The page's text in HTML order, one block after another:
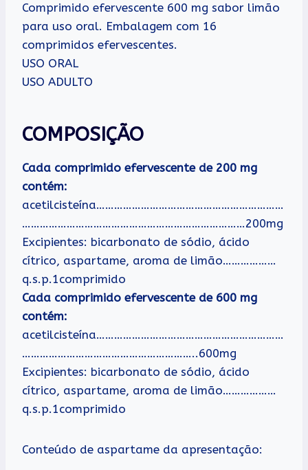
Comprimido efervescente 600 mg sabor limão
para uso oral. Embalagem com 16
comprimidos efervescentes.
USO ORAL
USO ADULTO
COMPOSIÇÃO
Cada comprimido efervescente de 200 mg
contém:
acetilcisteína………………………………………………………
…………………………………………………………………200mg
Excipientes: bicarbonato de sódio, ácido
cítrico, aspartame, aroma de limão………………
q.s.p.1comprimido
Cada comprimido efervescente de 600 mg
contém:
acetilcisteína………………………………………………………
…………………………………………………..600mg
Excipientes: bicarbonato de sódio, ácido
cítrico, aspartame, aroma de limão………………
q.s.p.1comprimido
Conteúdo de aspartame da apresentação: